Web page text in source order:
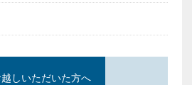
しいただいた方へ